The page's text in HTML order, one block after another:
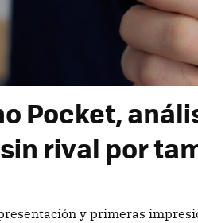
Pocket,
rival por
y primeras